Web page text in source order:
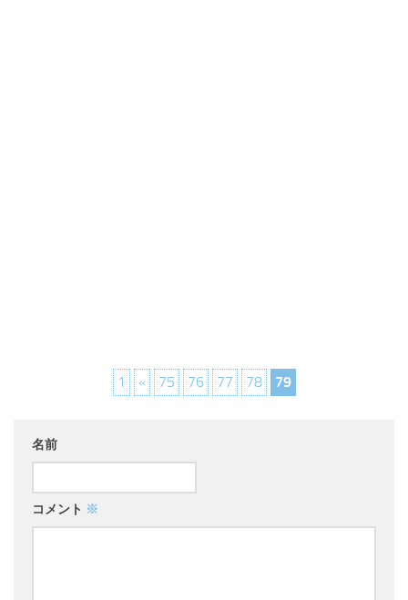
1 « 75 76 77 78 79
名前
コメント ※